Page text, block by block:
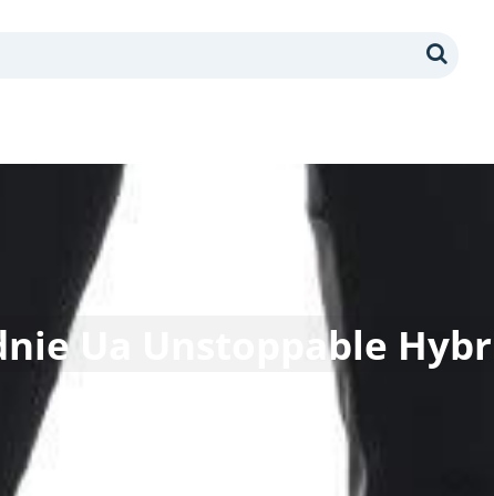
Ua Unstoppable